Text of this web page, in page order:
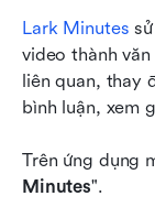
Lark Minutes
video thành
liên quan, thay
bình luận, xem
Trên ứng dụng
Minutes".